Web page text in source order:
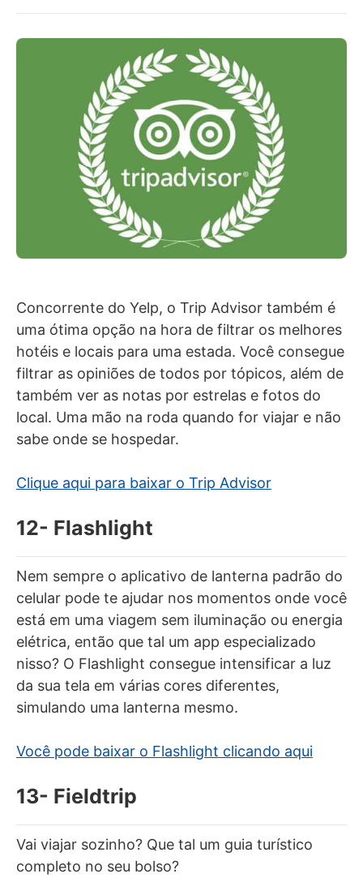
Concorrente do Yelp, o Trip Advisor também é
uma ótima opção na hora de filtrar os melhores
hotéis e locais para uma estada. Você consegue
filtrar as opiniões de todos por tópicos, além de
também ver as notas por estrelas e fotos do
local. Uma mão na roda quando for viajar e não
sabe onde se hospedar.
Clique aqui para baixar o Trip Advisor
12- Flashlight
Nem sempre o aplicativo de lanterna padrão do
celular pode te ajudar nos momentos onde você
está em uma viagem sem iluminação ou energia
elétrica, então que tal um app especializado
nisso? O Flashlight consegue intensificar a luz
da sua tela em várias cores diferentes,
simulando uma lanterna mesmo.
Você pode baixar o Flashlight clicando aqui
13- Fieldtrip
Vai viajar sozinho? Que tal um guia turístico
completo no seu bolso?